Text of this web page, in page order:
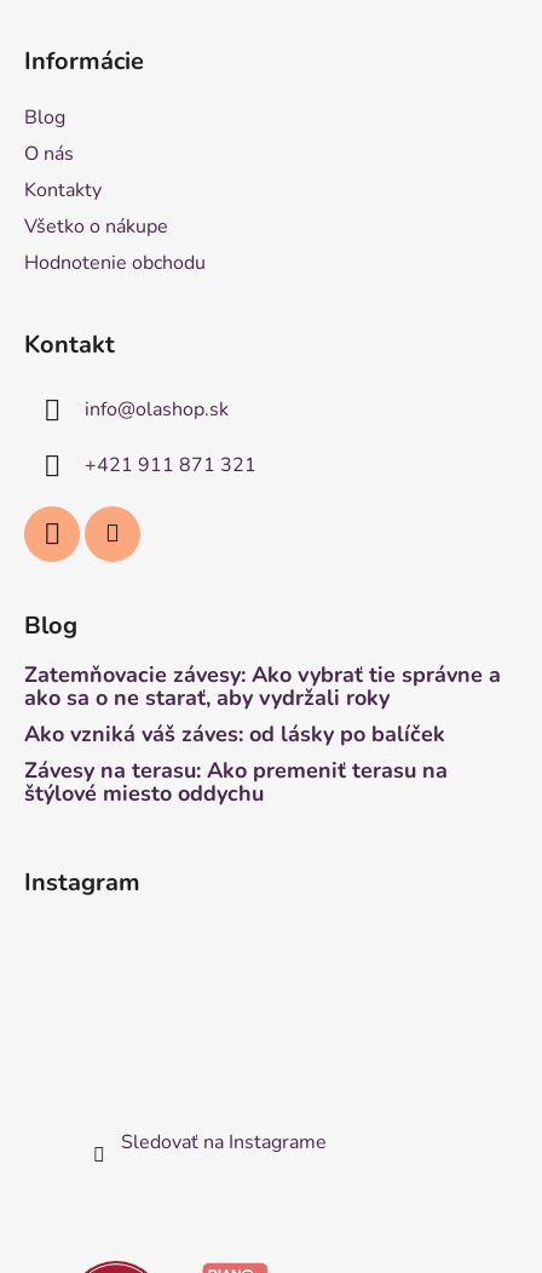
Informácie
Blog
O nás
Kontakty
Všetko o nákupe
Hodnotenie obchodu
Kontakt
info@olashop.sk
+421 911 871 321
Blog
Zatemňovacie závesy: Ako vybrať tie správne a
ako sa o ne starať, aby vydržali roky
Ako vzniká váš záves: od lásky po balíček
Závesy na terasu: Ako premeniť terasu na
štýlové miesto oddychu
Instagram
Sledovať na Instagrame